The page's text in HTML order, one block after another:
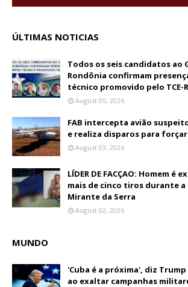
ÚLTIMAS NOTICIAS
Todos os seis candidatos ao
Rondônia confirmam
técnico promovido pelo TCE-
August 05, 2026
FAB intercepta avião
e realiza disparos para
August 03, 2026
LÍDER DE FACÇAO: Homem é
mais de cinco tiros durante a
Mirante da Serra
August 02, 2026
MUNDO
'Cuba é a próxima', diz Trump
ao exaltar campanhas